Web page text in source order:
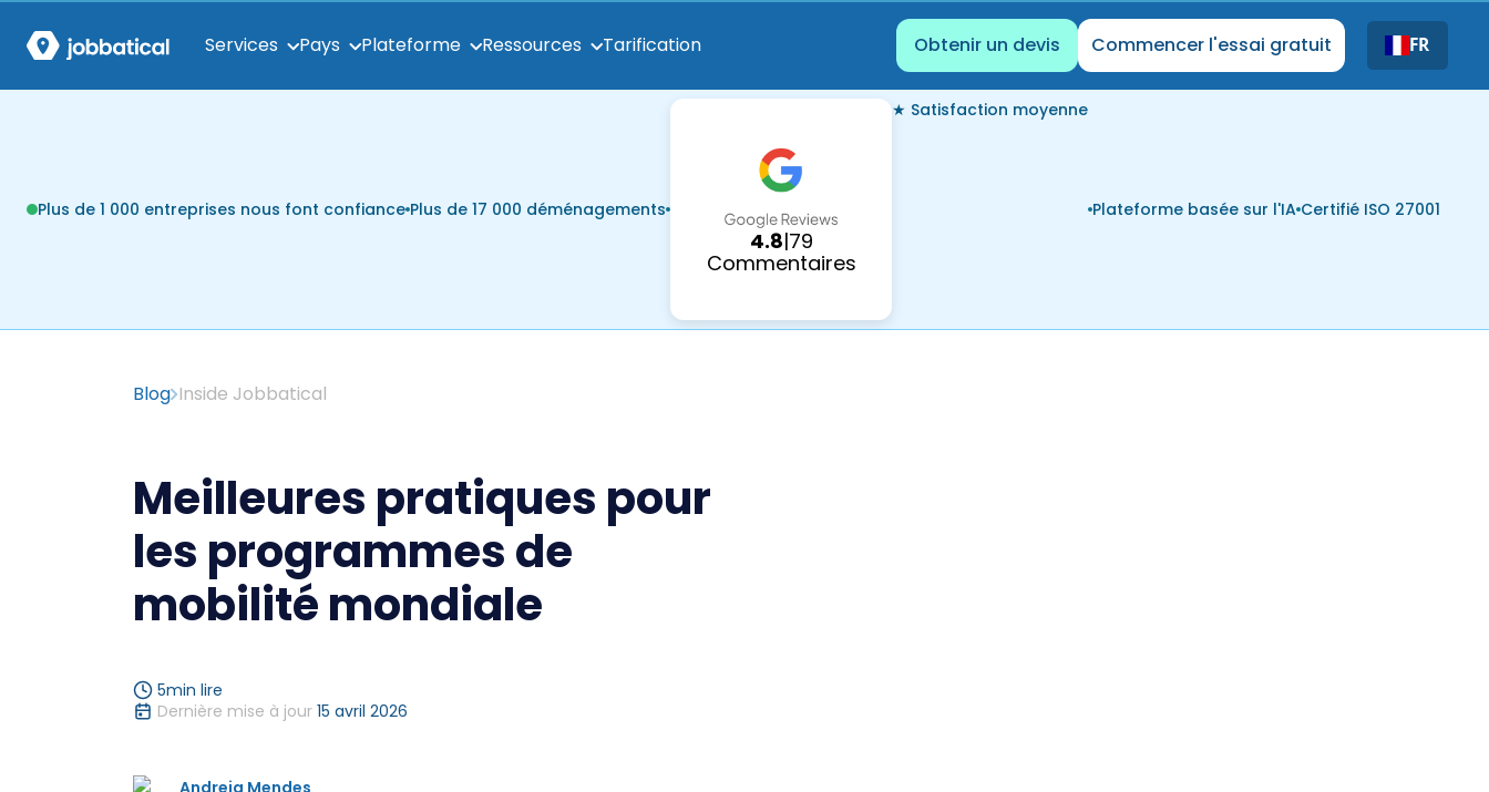
Services Pays Plateforme Ressources Tarification Obtenir un devis Commencer l'essai gratuit FR
Plus de 1 000 entreprises nous font confiance Plus de 17 000 déménagements
4.8|79
Commentaires
★ Satisfaction moyenne
Plateforme basée sur l'IA Certifié ISO 27001
Blog Inside Jobbatical
Meilleures pratiques pour
les programmes de
mobilité mondiale
5min lire
Dernière mise à jour 15 avril 2026
Andreia Mendes